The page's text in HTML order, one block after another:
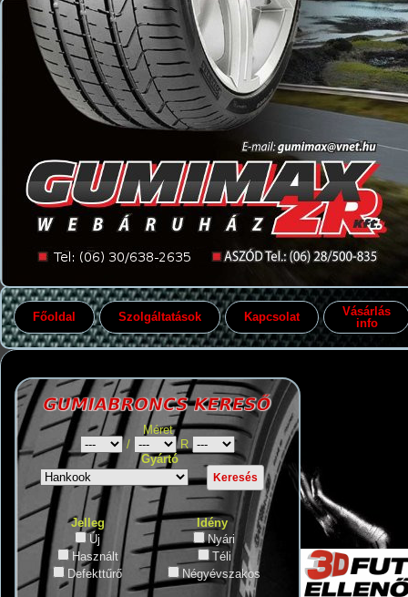
Főoldal Szolgáltatások Kapcsolat
Vásárlás
info
Méret
/
R
Gyártó
Jelleg
Új
Használt
Defekttűrő
Idény
Nyári
Téli
Négyévszakos